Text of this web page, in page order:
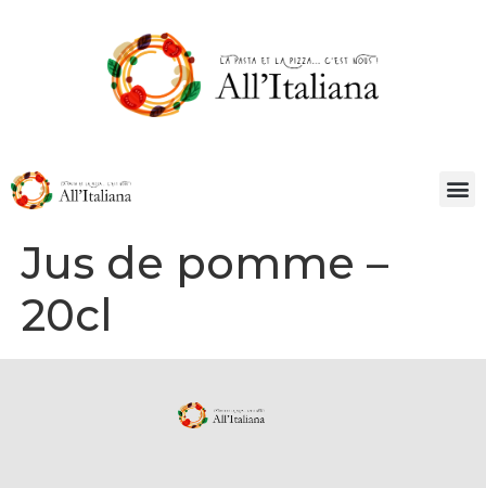
Jus de pomme –
20cl